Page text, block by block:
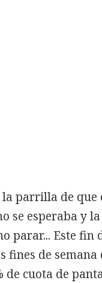
la parrilla de que
se esperaba y
parar... Este fin
fines de
de cuota de